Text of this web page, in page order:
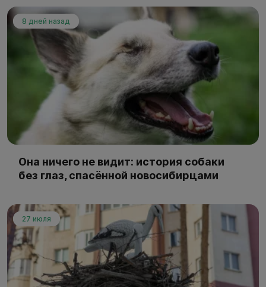
8 дней назад
Она ничего не видит: история собаки
без глаз, спасённой новосибирцами
27 июля